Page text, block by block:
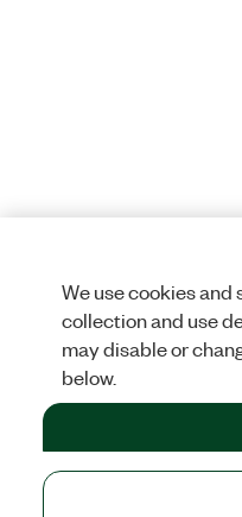
We use cookies and
collection and use
may disable or
below.